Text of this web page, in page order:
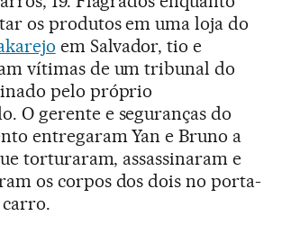
os produtos em uma loja do
em Salvador, tio e
vítimas de um tribunal do
pelo próprio
O gerente e seguranças do
entregaram Yan e Bruno a
torturaram, assassinaram e
os corpos dos dois no porta-